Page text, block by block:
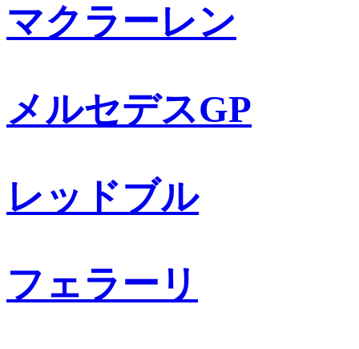
マクラーレン
メルセデスGP
レッドブル
フェラーリ